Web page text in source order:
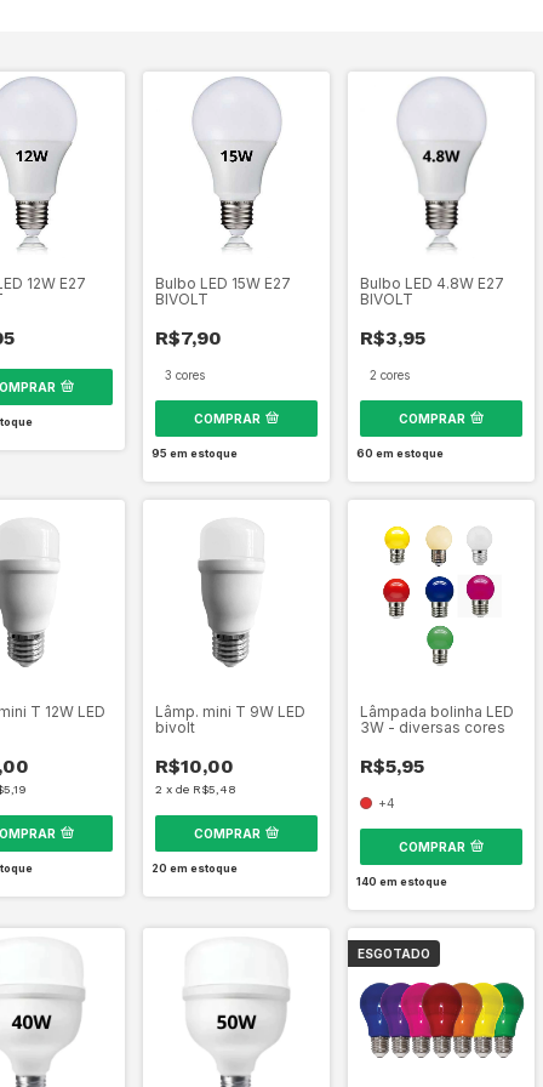
12W E27
Bulbo LED 15W E27
BIVOLT
R$7,90
3 cores
COMPRAR
95 em estoque
Bulbo LED 4.8W E27
BIVOLT
R$3,95
2 cores
COMPRAR
60 em estoque
T 12W LED
Lâmp. mini T 9W LED
bivolt
R$10,00
2 x de R$5,48
COMPRAR
20 em estoque
Lâmpada bolinha LED
3W - diversas cores
R$5,95
+4
COMPRAR
140 em estoque
ESGOTADO